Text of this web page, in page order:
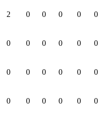
2 0 0 0 0 0
0 0 0 0 0 0
0 0 0 0 0 0
0 0 0 0 0 0